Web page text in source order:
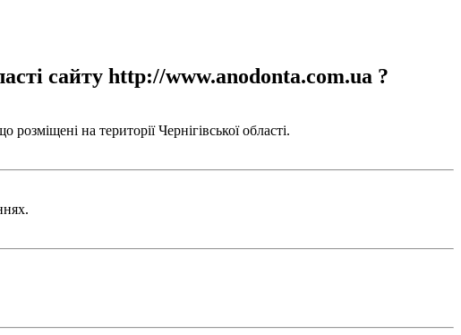
сайту http://www.anodonta.com.ua ?
на території Чернігівської області.